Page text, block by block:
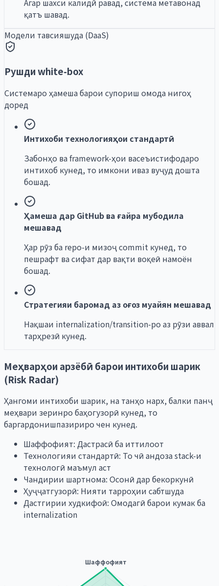
Агар шахси калидӣ равад, система метавонад
қатъ шавад.
Модели тавсияшуда (DaaS)
Рушди white-box
Системаро ҳамеша барои супориш омода нигоҳ
доред
Интихоби технологияҳои стандартӣ
Забонҳо ва framework-ҳои васеъистифодаро
интихоб кунед, то имкони иваз вуҷуд дошта
бошад.
Ҳамеша дар GitHub ва ғайра мубодила
мешавад
Ҳар рӯз ба repo-и мизоҷ commit кунед, то
пешрафт ва сифат дар вақти воқеӣ намоён
бошад.
Стратегияи баромад аз оғоз муайян мешавад
Нақшаи internalization/transition-ро аз рӯзи аввал
тарҳрезӣ кунед.
Меҳварҳои арзёбӣ барои интихоби шарик
(Risk Radar)
Ҳангоми интихоби шарик, на танҳо нарх, балки панҷ
меҳвари зеринро баҳогузорӣ кунед, то
баргардонишпазириро чен кунед.
Шаффофият: Дастрасӣ ба иттилоот
Технологияи стандартӣ: То чӣ андоза stack-и
технологӣ маъмул аст
Чандирии шартнома: Осонӣ дар бекоркунӣ
Ҳуҷҷатгузорӣ: Нияти тарроҳии сабтшуда
Дастгирии худкифоӣ: Омодагӣ барои кумак ба
internalization